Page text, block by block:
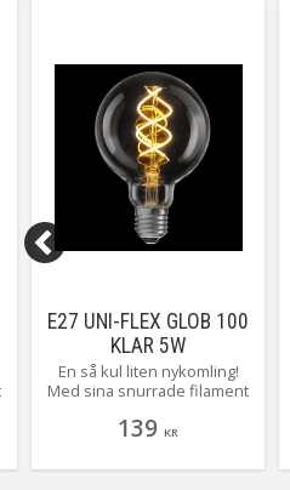
E27 UNI-FLEX GLOB 100
KLAR 5W
En så kul liten nykomling!
Med sina snurrade filament
Ger ett varmt och behagligt
139 KR